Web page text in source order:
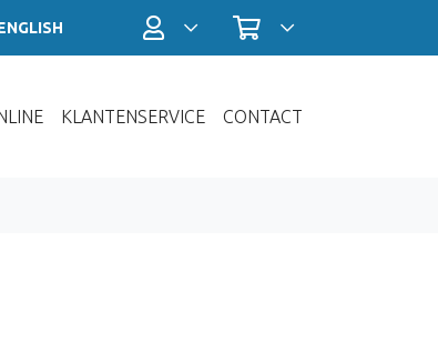
Profiel / InloggenWinkelwagen
KLANTENSERVICE CONTACT